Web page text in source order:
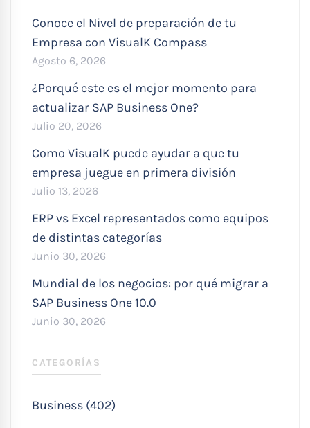
Conoce el Nivel de preparación de tu
Empresa con VisualK Compass
Agosto 6, 2026
¿Porqué este es el mejor momento para
actualizar SAP Business One?
Julio 20, 2026
Como VisualK puede ayudar a que tu
empresa juegue en primera división
Julio 13, 2026
ERP vs Excel representados como equipos
de distintas categorías
Junio 30, 2026
Mundial de los negocios: por qué migrar a
SAP Business One 10.0
Junio 30, 2026
CATEGORÍAS
Business (402)